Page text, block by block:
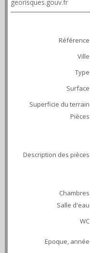
georisques.gouv.fr
Référence
Ville
Type
Surface
Superficie du terrain
Pièces
Description des pièces
Chambres
Salle d'eau
WC
Epoque, année